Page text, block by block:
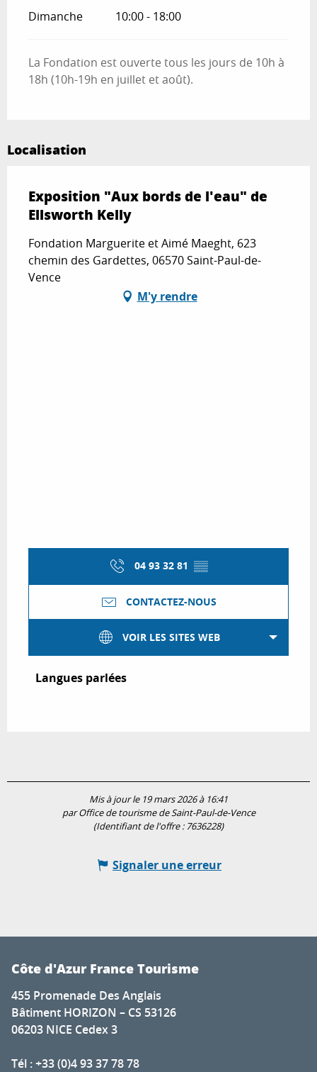
Dimanche 10:00 - 18:00
La Fondation est ouverte tous les jours de 10h à
18h (10h-19h en juillet et août).
Localisation
Exposition "Aux bords de l'eau" de
Ellsworth Kelly
Fondation Marguerite et Aimé Maeght, 623
chemin des Gardettes, 06570 Saint-Paul-de-
Vence
M'y rendre
04 93 32 81 ▒▒
CONTACTEZ-NOUS
VOIR LES SITES WEB
Langues parlées
Langues parlées
Mis à jour le 19 mars 2026 à 16:41
par Office de tourisme de Saint-Paul-de-Vence
(Identifiant de l'offre : 7636228)
Signaler une erreur
Côte d'Azur France Tourisme
455 Promenade Des Anglais
Bâtiment HORIZON – CS 53126
06203 NICE Cedex 3
Tél : +33 (0)4 93 37 78 78